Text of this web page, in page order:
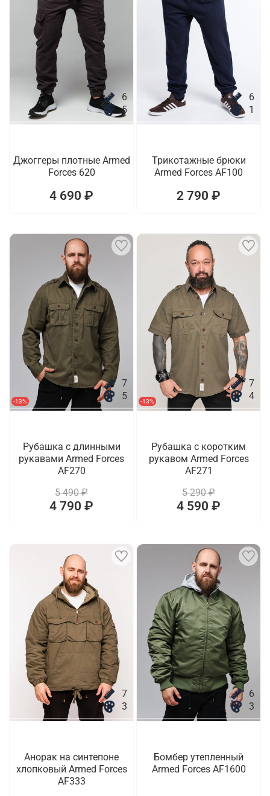
6
5
Джоггеры плотные Armed
Forces 620
4 690 ₽
6
1
Трикотажные брюки
Armed Forces AF100
2 790 ₽
-13%
7
5
Рубашка с длинными
рукавами Armed Forces
AF270
5 490 ₽
4 790 ₽
-13%
7
4
Рубашка с коротким
рукавом Armed Forces
AF271
5 290 ₽
4 590 ₽
7
3
Анорак на синтепоне
хлопковый Armed Forces
AF333
6
3
Бомбер утепленный
Armed Forces AF1600